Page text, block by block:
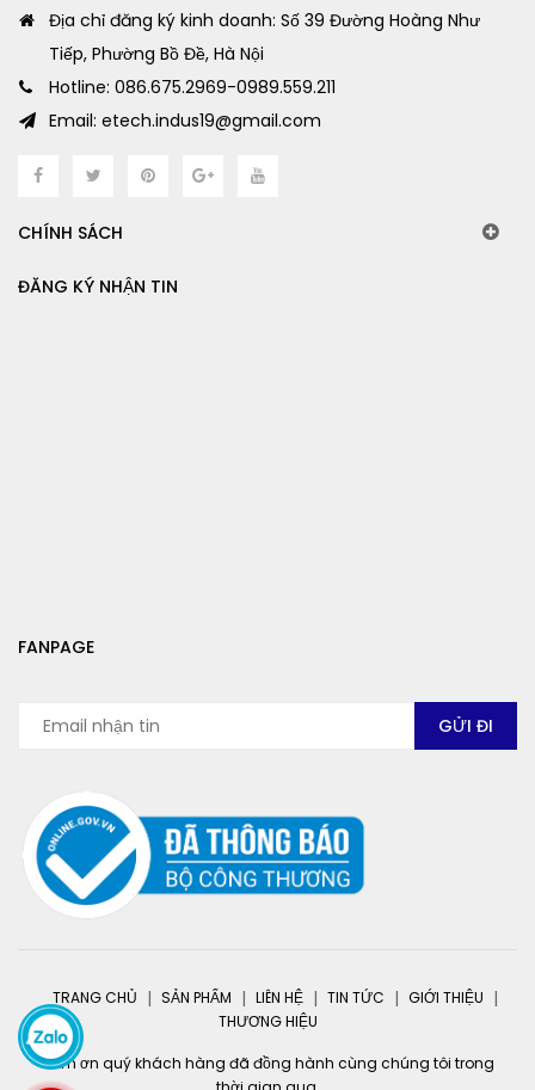
Địa chỉ đăng ký kinh doanh: Số 39 Đường Hoàng Như
Tiếp, Phường Bồ Đề, Hà Nội
Hotline: 086.675.2969-0989.559.211
Email: etech.indus19@gmail.com
CHÍNH SÁCH
ĐĂNG KÝ NHẬN TIN
FANPAGE
TRANG CHỦ SẢN PHẨM LIÊN HỆ TIN TỨC
GIỚI THIỆU
THƯƠNG HIỆU
Cảm ơn quý khách hàng đã đồng hành cùng chúng tôi trong